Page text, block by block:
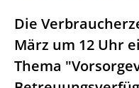
Die
März um 12 Uhr
Thema